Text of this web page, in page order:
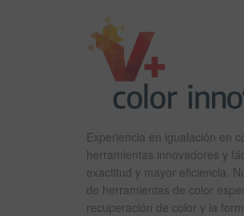
Experiencia en igualación en
herramientas innovadores y
exactitud y mayor eficiencia.
de herramientas de color
recuperación de color y la